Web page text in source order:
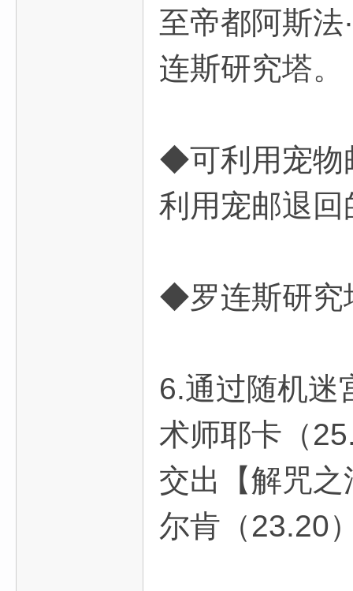
至帝都阿斯
连斯研究塔。
◆可利用宠物
利用宠邮退
◆罗连斯研究
6.通过随机迷
术师耶卡（
交出【解咒
尔肯（23.20